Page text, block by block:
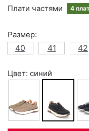
Плати частями
4
Размер:
40
41 42
Цвет: синий